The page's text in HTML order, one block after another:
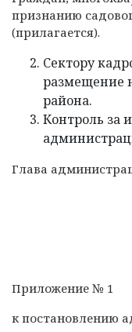
признанию
(прилагается).
Сектору
размещение
района.
Контроль за
Глава
Приложение № 1
к постановлению